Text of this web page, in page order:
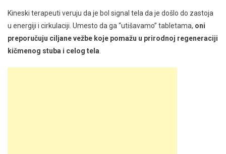
Kineski terapeuti veruju da je bol signal tela da je došlo do zastoja
u energiji i cirkulaciji. Umesto da ga “utišavamo” tabletama, oni
preporučuju ciljane vežbe koje pomažu u prirodnoj regeneraciji
kičmenog stuba i celog tela